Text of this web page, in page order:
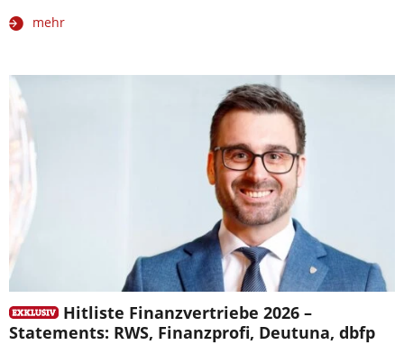
mehr
Hitliste Finanzvertriebe 2026 –
Statements: RWS, Finanzprofi, Deutuna, dbfp